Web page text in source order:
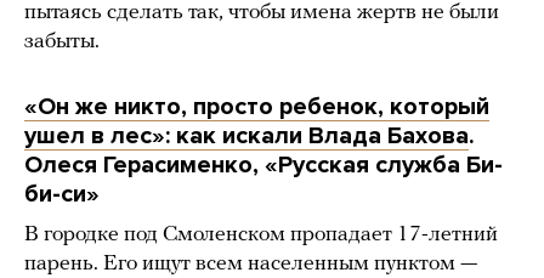
пытаясь сделать так, чтобы имена жертв не были
забыты.
«Он же никто, просто ребенок, который
ушел в лес»: как искали Влада Бахова.
Олеся Герасименко, «Русская служба Би-
би-си»
В городке под Смоленском пропадает 17-летний
парень. Его ищут всем населенным пунктом —